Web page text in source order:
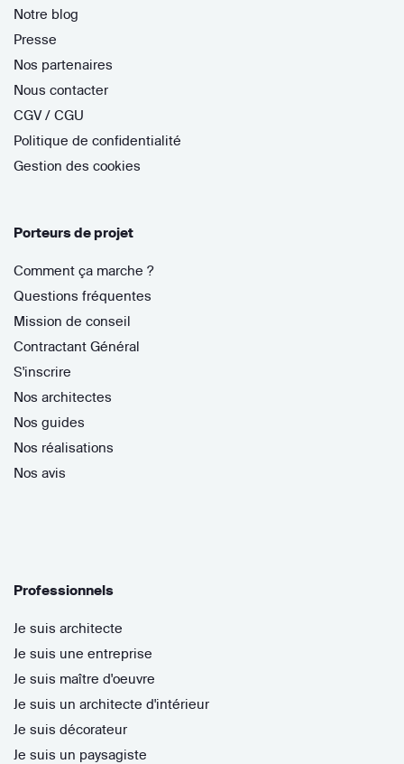
Notre blog
Presse
Nos partenaires
Nous contacter
CGV / CGU
Politique de confidentialité
Gestion des cookies
Porteurs de projet
Comment ça marche ?
Questions fréquentes
Mission de conseil
Contractant Général
S'inscrire
Nos architectes
Nos guides
Nos réalisations
Nos avis
Professionnels
Je suis architecte
Je suis une entreprise
Je suis maître d'oeuvre
Je suis un architecte d'intérieur
Je suis décorateur
Je suis un paysagiste